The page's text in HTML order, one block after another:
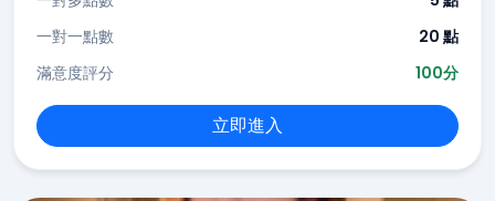
一對一點數
20 點
滿意度評分
100分
立即進入